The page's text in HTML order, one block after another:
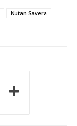
Nutan Savera